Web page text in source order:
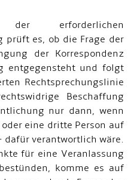
erforderlichen
prüft es, ob die Frage der
der Korrespondenz
entgegensteht und folgt
Rechtsprechungslinie
Beschaffung
nur dann, wenn
eine dritte Person auf
dafür verantwortlich wäre.
für eine Veranlassung
komme es auf